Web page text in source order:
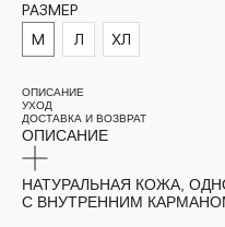
РАЗМЕР
М
Л ХЛ
ОПИСАНИЕ
УХОД
ДОСТАВКА И ВОЗВРАТ
ОПИСАНИЕ
НАТУРАЛЬНАЯ КОЖА,
С ВНУТРЕННИМ